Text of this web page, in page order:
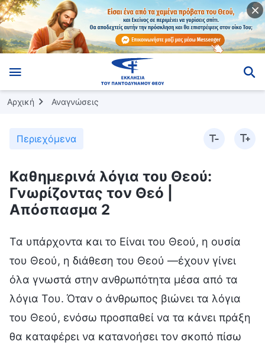
Αρχική Αναγνώσεις
Περιεχόμενα
Καθημερινά λόγια του Θεού:
Γνωρίζοντας τον Θεό |
Απόσπασμα 2
Τα υπάρχοντα και το Είναι του Θεού, η ουσία
του Θεού, η διάθεση του Θεού —έχουν γίνει
όλα γνωστά στην ανθρωπότητα μέσα από τα
λόγια Του. Όταν ο άνθρωπος βιώνει τα λόγια
του Θεού, ενόσω προσπαθεί να τα κάνει πράξη
θα καταφέρει να κατανοήσει τον σκοπό πίσω